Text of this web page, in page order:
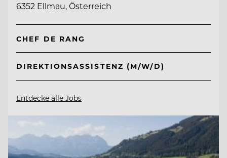
6352 Ellmau, Österreich
CHEF DE RANG
DIREKTIONSASSISTENZ (M/W/D)
Entdecke alle Jobs